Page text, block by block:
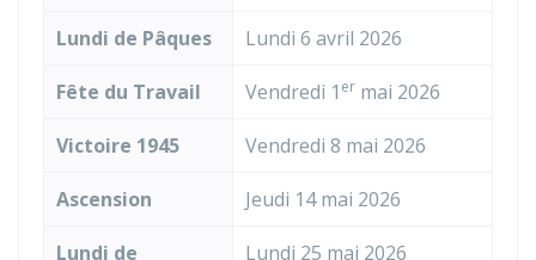
Lundi de Pâques Lundi 6 avril 2026
Fête du Travail Vendredi 1 er mai 2026
Victoire 1945 Vendredi 8 mai 2026
Ascension Jeudi 14 mai 2026
Lundi de
Lundi 25 mai 2026